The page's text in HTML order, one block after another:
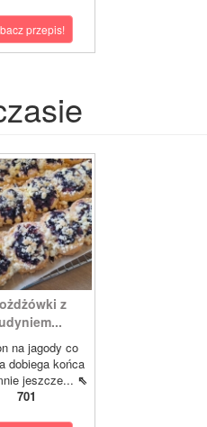
przepis!
z
na jagody co
dobiega końca
jeszcze... ⇖
701